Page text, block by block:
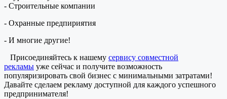
- Строительные компании
- Охранные предпириятия
- И многие другие!
Присоединяйтесь к нашему сервису совместной
рекламы уже сейчас и получите возможность
популяризировать свой бизнес с минимальными затратами!
Давайте сделаем рекламу доступной для каждого успешного
предпринимателя!